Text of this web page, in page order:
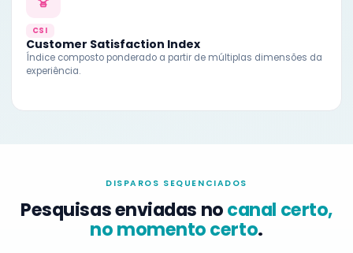
CSI
Customer Satisfaction Index
Índice composto ponderado a partir de múltiplas dimensões da
experiência.
DISPAROS SEQUENCIADOS
Pesquisas enviadas nocanal certo,
no momento certo.